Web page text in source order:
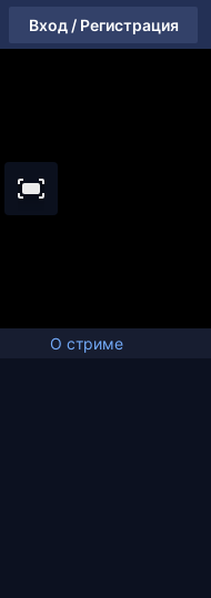
Вход / Регистрация
О стриме